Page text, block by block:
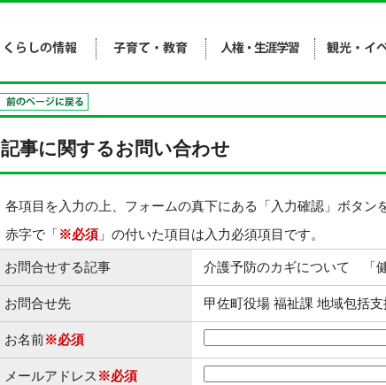
記事に関するお問い合わせ
各項目を入力の上、フォームの真下にある「入力確認」ボタン
赤字で「※必須 」の付いた項目は入力必須項目です。
お問合せする記事 介護予防のカギについて 「
お問合せ先 甲佐町役場 福祉課 地域包括
お名前※必須
メールアドレス ※必須